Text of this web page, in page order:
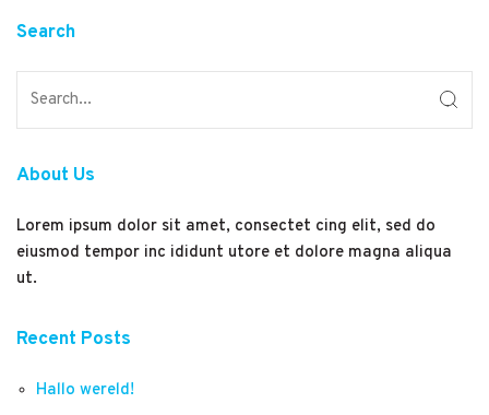
Search
About Us
Lorem ipsum dolor sit amet, consectet cing elit, sed do
eiusmod tempor inc ididunt utore et dolore magna aliqua
ut.
Recent Posts
Hallo wereld!